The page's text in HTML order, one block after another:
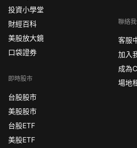
投資小學堂
財經百科
美股放大鏡
口袋證券
即時股市
台股股市
美股股市
台股ETF
美股ETF
聯絡
客服
加入
成為
場地